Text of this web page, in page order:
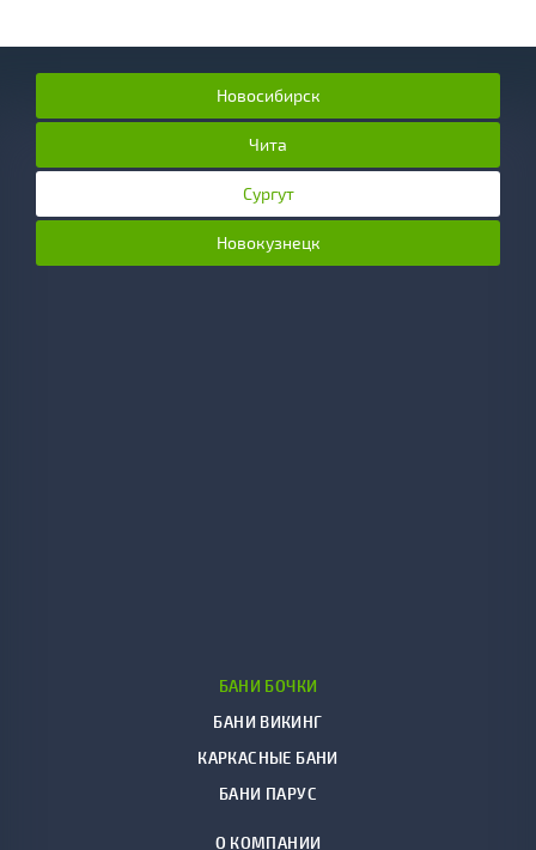
Новосибирск
Чита
Сургут
Новокузнецк
БАНИ БОЧКИ
БАНИ ВИКИНГ
КАРКАСНЫЕ БАНИ
БАНИ ПАРУС
О КОМПАНИИ